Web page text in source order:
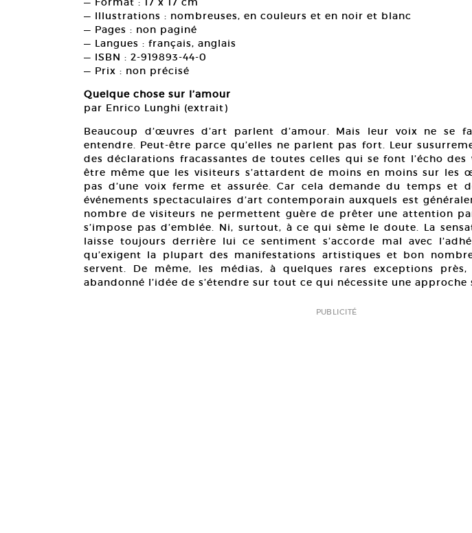
— Illustrations : nombreuses, en couleurs et en noir et blanc
— Pages : non paginé
— Langues : français, anglais
— ISBN : 2-919893-44-0
— Prix : non précisé
Quelque chose sur l’amour
par Enrico Lunghi (extrait)
Beaucoup d’œuvres d’art parlent d’amour. Mais leur voix ne se
entendre. Peut-être parce qu’elles ne parlent pas fort. Leur
des déclarations fracassantes de toutes celles qui se font l’écho
être même que les visiteurs s’attardent de moins en moins sur les
pas d’une voix ferme et assurée. Car cela demande du temps et
événements spectaculaires d’art contemporain auxquels est
nombre de visiteurs ne permettent guère de prêter une attention
s’impose pas d’emblée. Ni, surtout, à ce qui sème le doute. La
laisse toujours derrière lui ce sentiment s’accorde mal avec
qu’exigent la plupart des manifestations artistiques et bon
servent. De même, les médias, à quelques rares exceptions
abandonné l’idée de s’étendre sur tout ce qui nécessite une
PUBLICITÉ